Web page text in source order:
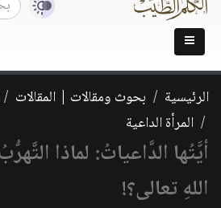
الرئيسية بحوث ومقالات | المقالات
المرأة الداعية
أيَّتُها الدَّاعياتُ: لماذا
اللهِ تعالى؟!